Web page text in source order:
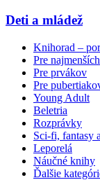
Deti a mládež
Knihorad –
Pre najmenších
Pre prvákov
Pre
Young Adult
Beletria
Rozprávky
Sci-fi, fantasy
Leporelá
Náučné knihy
Ďalšie